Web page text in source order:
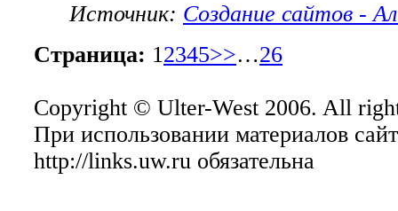
Источник: Создание сайтов -
Страница: 12345>>…26
Copyright © Ulter-West 2006. All
При использовании материалов
http://links.uw.ru обязательна